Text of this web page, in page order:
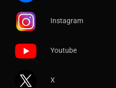
Instagram
Youtube
X